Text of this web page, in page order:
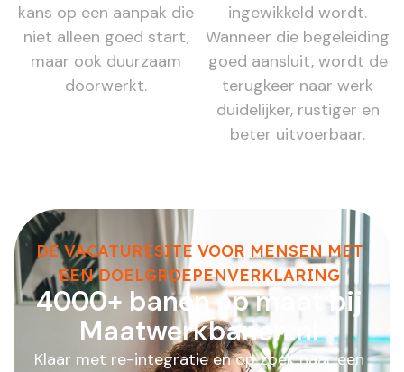
kans op een aanpak die
niet alleen goed start,
maar ook duurzaam
doorwerkt.
ingewikkeld wordt.
Wanneer die begeleiding
goed aansluit, wordt de
terugkeer naar werk
duidelijker, rustiger en
beter uitvoerbaar.
DE VACATURESITE VOOR MENSEN MET
EEN DOELGROEPENVERKLARING
4000+ banen op maat bij
Maatwerkbanen.nl
Klaar met re-integratie en op zoek naar een